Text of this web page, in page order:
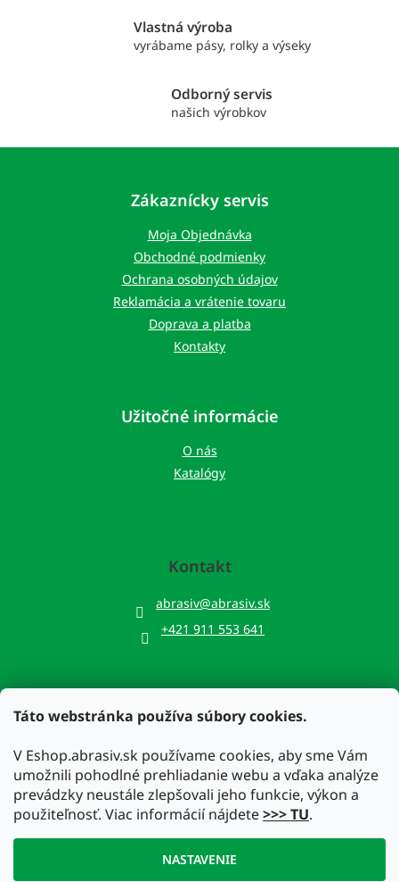
Táto webstránka používa súbory cookies.
V Eshop.abrasiv.sk používame cookies, aby sme Vám
umožnili pohodlné prehliadanie webu a vďaka analýze
prevádzky neustále zlepšovali jeho funkcie, výkon a
použiteľnosť. Viac informácií nájdete>>> TU.
NASTAVENIE
v
ý
s
u
Vlastná výroba
vyrábame pásy, rolky a výseky
Odborný servis
našich výrobkov
Z
Zákaznícky servis
Moja Objednávka
Obchodné podmienky
Ochrana osobných údajov
Reklamácia a vrátenie tovaru
Doprava a platba
Kontakty
Užitočné informácie
O nás
Katalógy
Kontakt
abrasiv@abrasiv.sk
+421 911 553 641
Prijímame online platby